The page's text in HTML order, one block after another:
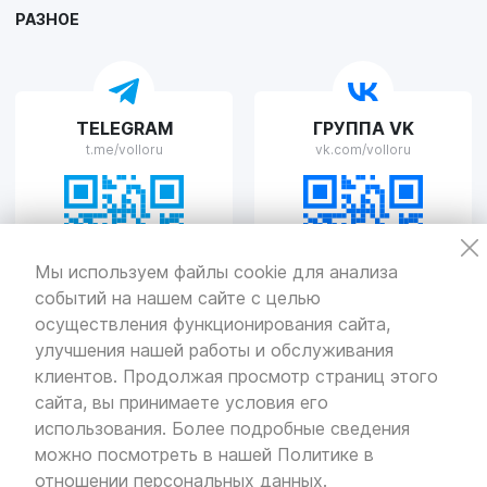
Мы используем файлы cookie для анализа
событий на нашем сайте с целью
осуществления функционирования сайта,
улучшения нашей работы и обслуживания
клиентов. Продолжая просмотр страниц этого
сайта, вы принимаете условия его
использования. Более подробные сведения
можно посмотреть в нашей Политике в
отношении персональных данных.
VOLLO Рязань
г. Рязань, улица Островского, д.109/2
Пн-Пт с 9:00 до 20:00, Сб-Вс выходной
VOLLO Тверь
г. Тверь, проспект Николая Корыткова, 17А
Пн-Пт с 9:00 до 19:00 Сб-Вс с 10:00 до 19:00
РАЗНОЕ
TELEGRAM
t.me/volloru
ГРУППА VK
vk.com/volloru
© Все права защищены. Информация сайта защищена законом
об авторских правах.
Политикаконфиденциальности
Разработкаи продвижение — «SeoOlimp»